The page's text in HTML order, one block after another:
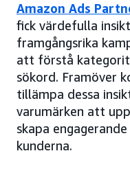
Amazon Ads
fick värdefulla
framgångsrika
att förstå
sökord. Framöver
tillämpa dessa
varumärken att
skapa
kunderna.